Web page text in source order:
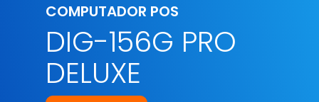
COMPUTADOR POS
DIG-156G PRO
DELUXE